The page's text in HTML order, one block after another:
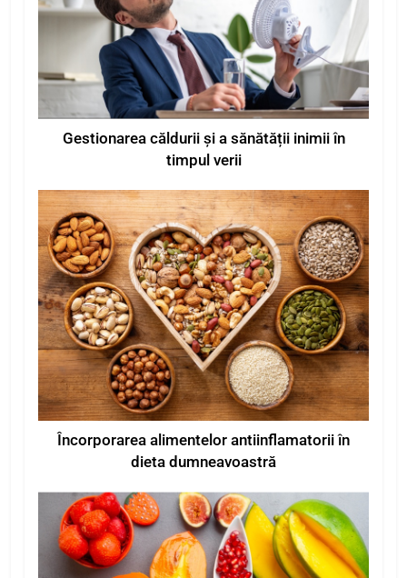
Gestionarea căldurii și a sănătății inimii în
timpul verii
Încorporarea alimentelor antiinflamatorii în
dieta dumneavoastră